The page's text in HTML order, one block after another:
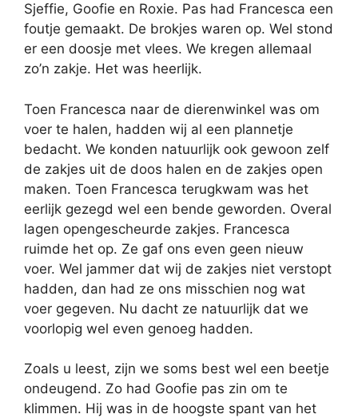
Sjeffie, Goofie en Roxie. Pas had Francesca een
foutje gemaakt. De brokjes waren op. Wel stond
er een doosje met vlees. We kregen allemaal
zo’n zakje. Het was heerlijk.
Toen Francesca naar de dierenwinkel was om
voer te halen, hadden wij al een plannetje
bedacht. We konden natuurlijk ook gewoon zelf
de zakjes uit de doos halen en de zakjes open
maken. Toen Francesca terugkwam was het
eerlijk gezegd wel een bende geworden. Overal
lagen opengescheurde zakjes. Francesca
ruimde het op. Ze gaf ons even geen nieuw
voer. Wel jammer dat wij de zakjes niet verstopt
hadden, dan had ze ons misschien nog wat
voer gegeven. Nu dacht ze natuurlijk dat we
voorlopig wel even genoeg hadden.
Zoals u leest, zijn we soms best wel een beetje
ondeugend. Zo had Goofie pas zin om te
klimmen. Hij was in de hoogste spant van het